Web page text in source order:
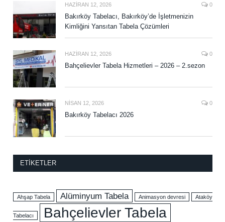
HAZIRAN 12, 2026 0
Bakırköy Tabelacı, Bakırköy’de İşletmenizin
Kimliğini Yansıtan Tabela Çözümleri
HAZIRAN 12, 2026 0
Bahçelievler Tabela Hizmetleri – 2026 – 2.sezon
NISAN 12, 2026 0
Bakırköy Tabelacı 2026
ETIKETLER
Ahşap Tabela Alüminyum Tabela Animasyon devresi Ataköy
Tabelacı Bahçelievler Tabela